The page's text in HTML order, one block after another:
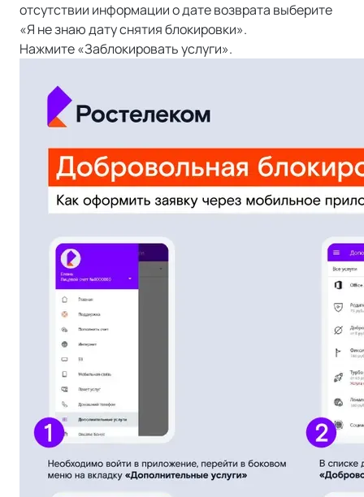
отсутствии информации о дате возврата выберите
«Я не знаю дату снятия блокировки».
Нажмите «Заблокировать услуги».